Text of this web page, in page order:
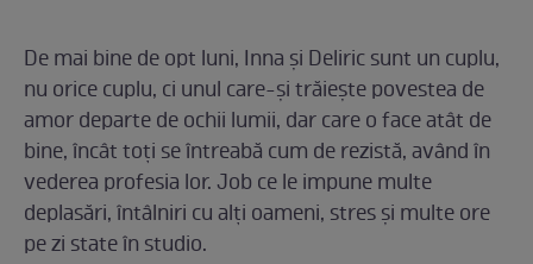
De mai bine de opt luni, Inna și Deliric sunt un cuplu,
nu orice cuplu, ci unul care-și trăiește povestea de
amor departe de ochii lumii, dar care o face atât de
bine, încât toți se întreabă cum de rezistă, având în
vederea profesia lor. Job ce le impune multe
deplasări, întâlniri cu alți oameni, stres și multe ore
pe zi state în studio.